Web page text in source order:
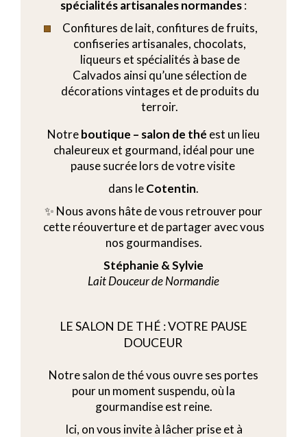
spécialités artisanales normandes:
Confitures de lait, confitures de fruits,
confiseries artisanales, chocolats,
liqueurs et spécialités à base de
Calvados ainsi qu’une sélection de
décorations vintages et de produits du
terroir.
Notreboutique – salon de thé est un lieu
chaleureux et gourmand, idéal pour une
pause sucrée lors de votre visite
dans leCotentin.
✨ Nous avons hâte de vous retrouver pour
cette réouverture et de partager avec vous
nos gourmandises.
Stéphanie & Sylvie
Lait Douceur de Normandie
LE SALON DE THÉ : VOTRE PAUSE
DOUCEUR
Notre salon de thé vous ouvre ses portes
pour un moment suspendu, où la
gourmandise est reine.
Ici, on vous invite à lâcher prise et à